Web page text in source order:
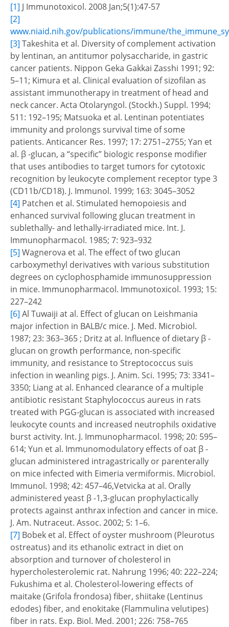
[1] J Immunotoxicol. 2008 Jan;5(1):47-57
[2]
www.niaid.nih.gov/publications/immune/
[3] Takeshita et al. Diversity of complement activation
by lentinan, an antitumor polysaccharide, in gastric
cancer patients. Nippon Geka Gakkai Zasshi 1991; 92:
5–11; Kimura et al. Clinical evaluation of sizofilan as
assistant immunotherapy in treatment of head and
neck cancer. Acta Otolaryngol. (Stockh.) Suppl. 1994;
511: 192–195; Matsuoka et al. Lentinan potentiates
immunity and prolongs survival time of some
patients. Anticancer Res. 1997; 17: 2751–2755; Yan et
al. β -glucan, a “specific” biologic response modifier
that uses antibodies to target tumors for cytotoxic
recognition by leukocyte complement receptor type 3
(CD11b/CD18). J. Immunol. 1999; 163: 3045–3052
[4] Patchen et al. Stimulated hemopoiesis and
enhanced survival following glucan treatment in
sublethally- and lethally-irradiated mice. Int. J.
Immunopharmacol. 1985; 7: 923–932
[5] Wagnerova et al. The effect of two glucan
carboxymethyl derivatives with various substitution
degrees on cyclophosphamide immunosuppression
in mice. Immunopharmacol. Immunotoxicol. 1993; 15:
227–242
[6] Al Tuwaiji at al. Effect of glucan on Leishmania
major infection in BALB/c mice. J. Med. Microbiol.
1987; 23: 363–365 ; Dritz at al. Influence of dietary β -
glucan on growth performance, non-specific
immunity, and resistance to Streptococcus suis
infection in weanling pigs. J. Anim. Sci. 1995; 73: 3341–
3350; Liang at al. Enhanced clearance of a multiple
antibiotic resistant Staphylococcus aureus in rats
treated with PGG-glucan is associated with increased
leukocyte counts and increased neutrophils oxidative
burst activity. Int. J. Immunopharmacol. 1998; 20: 595–
614; Yun et al. Immunomodulatory effects of oat β -
glucan administered intragastrically or parenterally
on mice infected with Eimeria vermiformis. Microbiol.
Immunol. 1998; 42: 457–46,Vetvicka at al. Orally
administered yeast β -1,3-glucan prophylactically
protects against anthrax infection and cancer in mice.
J. Am. Nutraceut. Assoc. 2002; 5: 1–6.
[7] Bobek et al. Effect of oyster mushroom (Pleurotus
ostreatus) and its ethanolic extract in diet on
absorption and turnover of cholesterol in
hypercholesterolemic rat. Nahrung 1996; 40: 222–224;
Fukushima et al. Cholesterol-lowering effects of
maitake (Grifola frondosa) fiber, shiitake (Lentinus
edodes) fiber, and enokitake (Flammulina velutipes)
fiber in rats. Exp. Biol. Med. 2001; 226: 758–765